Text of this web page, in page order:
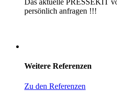
Das aktuelle PRESSEKIT
persönlich anfragen !!!
Weitere Referenzen
Zu den Referenzen